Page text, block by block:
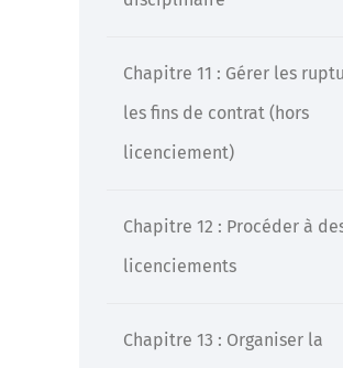
Chapitre 11 : Gérer les
les fins de contrat (hors
licenciement)
Chapitre 12 : Procéder à
licenciements
Chapitre 13 : Organiser la